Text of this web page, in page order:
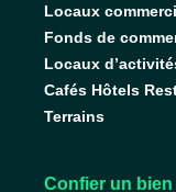
Locaux
Fonds de
Locaux
Cafés Hôtels
Terrains
Confier un bien